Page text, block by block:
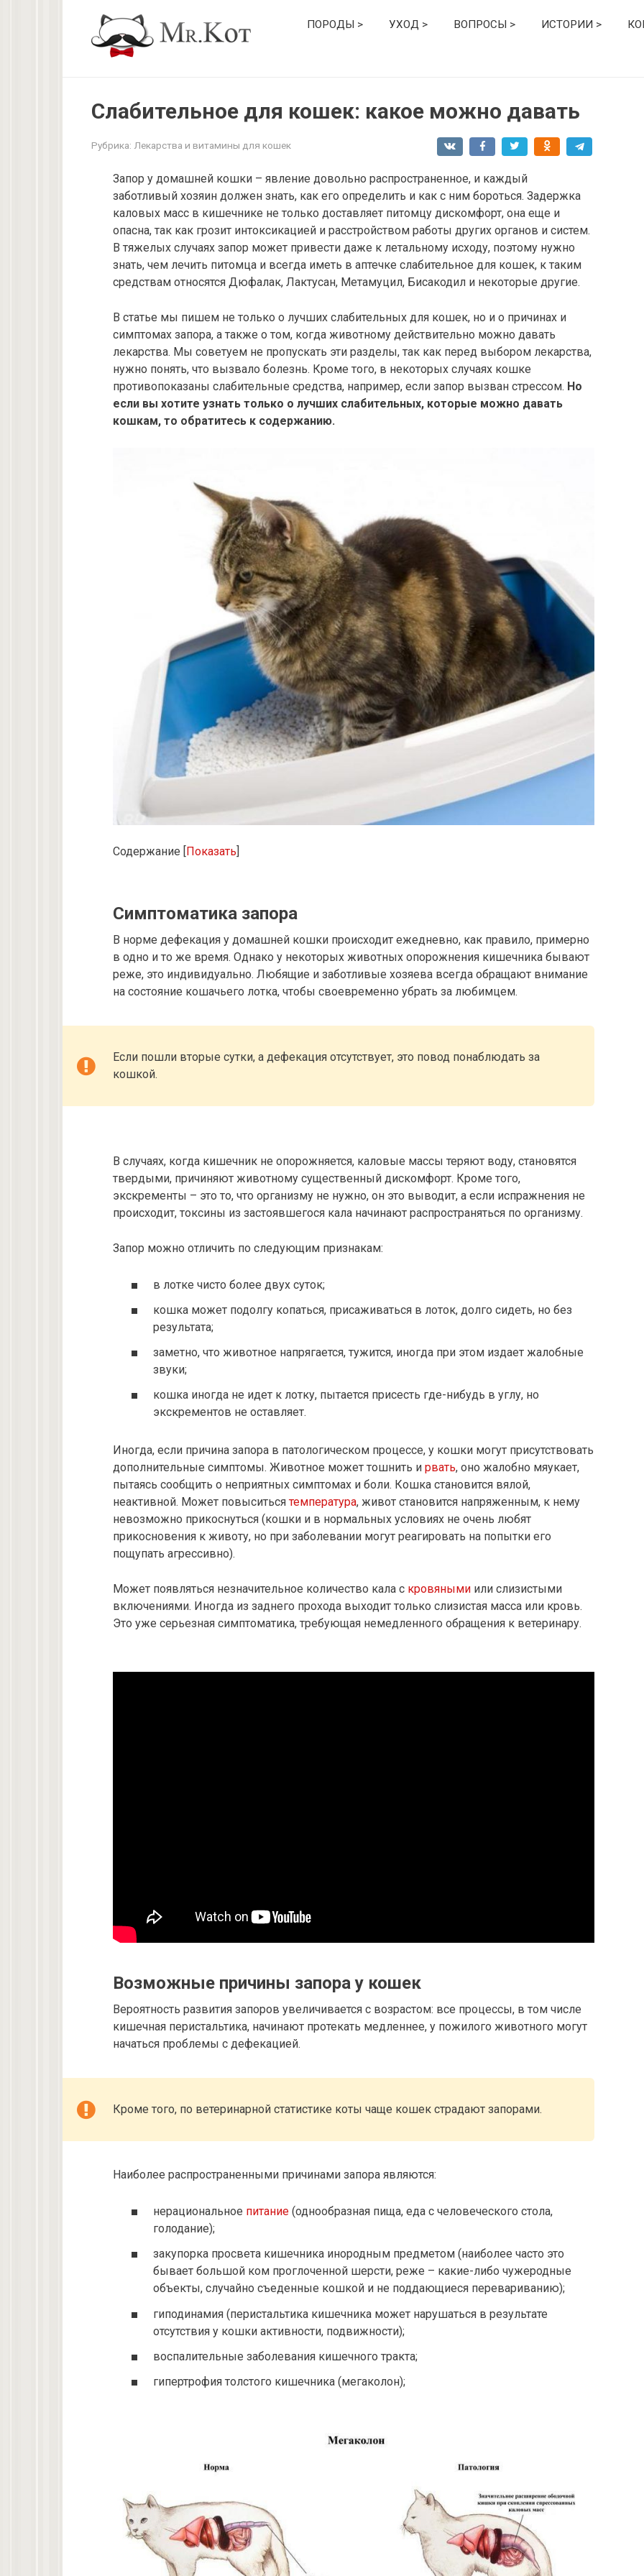
ПОРОДЫ > УХОД > ВОПРОСЫ > ИСТОРИИ >
Слабительное для кошек: какое можно давать
Рубрика: Лекарства и витамины для кошек
Запор у домашней кошки – явление довольно распространенное, и каждый
заботливый хозяин должен знать, как его определить и как с ним бороться. Задержка
каловых масс в кишечнике не только доставляет питомцу дискомфорт, она еще и
опасна, так как грозит интоксикацией и расстройством работы других органов и систем.
В тяжелых случаях запор может привести даже к летальному исходу, поэтому нужно
знать, чем лечить питомца и всегда иметь в аптечке слабительное для кошек, к таким
средствам относятся Дюфалак, Лактусан, Метамуцил, Бисакодил и некоторые другие.
В статье мы пишем не только о лучших слабительных для кошек, но и о причинах и
симптомах запора, а также о том, когда животному действительно можно давать
лекарства. Мы советуем не пропускать эти разделы, так как перед выбором лекарства,
нужно понять, что вызвало болезнь. Кроме того, в некоторых случаях кошке
противопоказаны слабительные средства, например, если запор вызван стрессом. Но
если вы хотите узнать только о лучших слабительных, которые можно давать
кошкам, то обратитесь к содержанию.
Содержание [Показать]
Симптоматика запора
В норме дефекация у домашней кошки происходит ежедневно, как правило, примерно
в одно и то же время. Однако у некоторых животных опорожнения кишечника бывают
реже, это индивидуально. Любящие и заботливые хозяева всегда обращают внимание
на состояние кошачьего лотка, чтобы своевременно убрать за любимцем.
Если пошли вторые сутки, а дефекация отсутствует, это повод понаблюдать за
кошкой.
В случаях, когда кишечник не опорожняется, каловые массы теряют воду, становятся
твердыми, причиняют животному существенный дискомфорт. Кроме того,
экскременты – это то, что организму не нужно, он это выводит, а если испражнения не
происходит, токсины из застоявшегося кала начинают распространяться по организму.
Запор можно отличить по следующим признакам:
в лотке чисто более двух суток;
кошка может подолгу копаться, присаживаться в лоток, долго сидеть, но без
результата;
заметно, что животное напрягается, тужится, иногда при этом издает жалобные
звуки;
кошка иногда не идет к лотку, пытается присесть где-нибудь в углу, но
экскрементов не оставляет.
Иногда, если причина запора в патологическом процессе, у кошки могут присутствовать
дополнительные симптомы. Животное может тошнить и рвать, оно жалобно мяукает,
пытаясь сообщить о неприятных симптомах и боли. Кошка становится вялой,
неактивной. Может повыситься температура, живот становится напряженным, к нему
невозможно прикоснуться (кошки и в нормальных условиях не очень любят
прикосновения к животу, но при заболевании могут реагировать на попытки его
пощупать агрессивно).
Может появляться незначительное количество кала с кровяными или слизистыми
включениями. Иногда из заднего прохода выходит только слизистая масса или кровь.
Это уже серьезная симптоматика, требующая немедленного обращения к ветеринару.
Возможные причины запора у кошек
Вероятность развития запоров увеличивается с возрастом: все процессы, в том числе
кишечная перистальтика, начинают протекать медленнее, у пожилого животного могут
начаться проблемы с дефекацией.
Кроме того, по ветеринарной статистике коты чаще кошек страдают запорами.
Наиболее распространенными причинами запора являются:
нерациональное питание (однообразная пища, еда с человеческого стола,
голодание);
закупорка просвета кишечника инородным предметом (наиболее часто это
бывает большой ком проглоченной шерсти, реже – какие-либо чужеродные
объекты, случайно съеденные кошкой и не поддающиеся перевариванию);
гиподинамия (перистальтика кишечника может нарушаться в результате
отсутствия у кошки активности, подвижности);
воспалительные заболевания кишечного тракта;
гипертрофия толстого кишечника (мегаколон);